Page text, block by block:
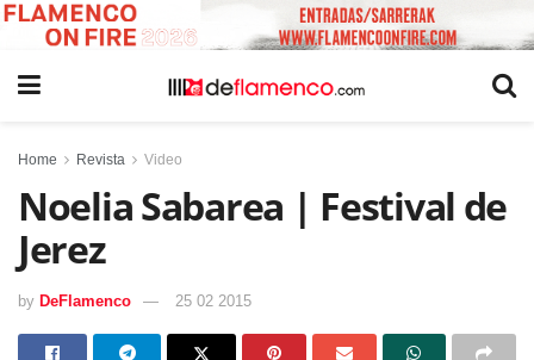
Home Revista Video
Noelia Sabarea | Festival de
Jerez
by DeFlamenco 25 02 2015